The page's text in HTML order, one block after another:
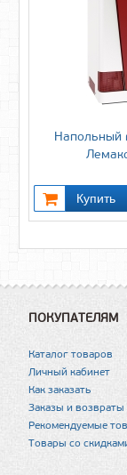
Напольный
ПОКУПАТЕЛЯМ
Каталог товаров
Личный кабинет
Как заказать
Заказы и возвраты
Рекомендуемые
Товары со